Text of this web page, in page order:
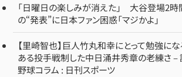
「日曜日の楽しみが消えた」 大谷登場2
の“発表”に日本ファン困惑「マジかよ」
【里崎智也】巨人竹丸和幸にとって勉強に
ある投手戦制した中日涌井秀章の老練さ –
野球コラム : 日刊スポーツ